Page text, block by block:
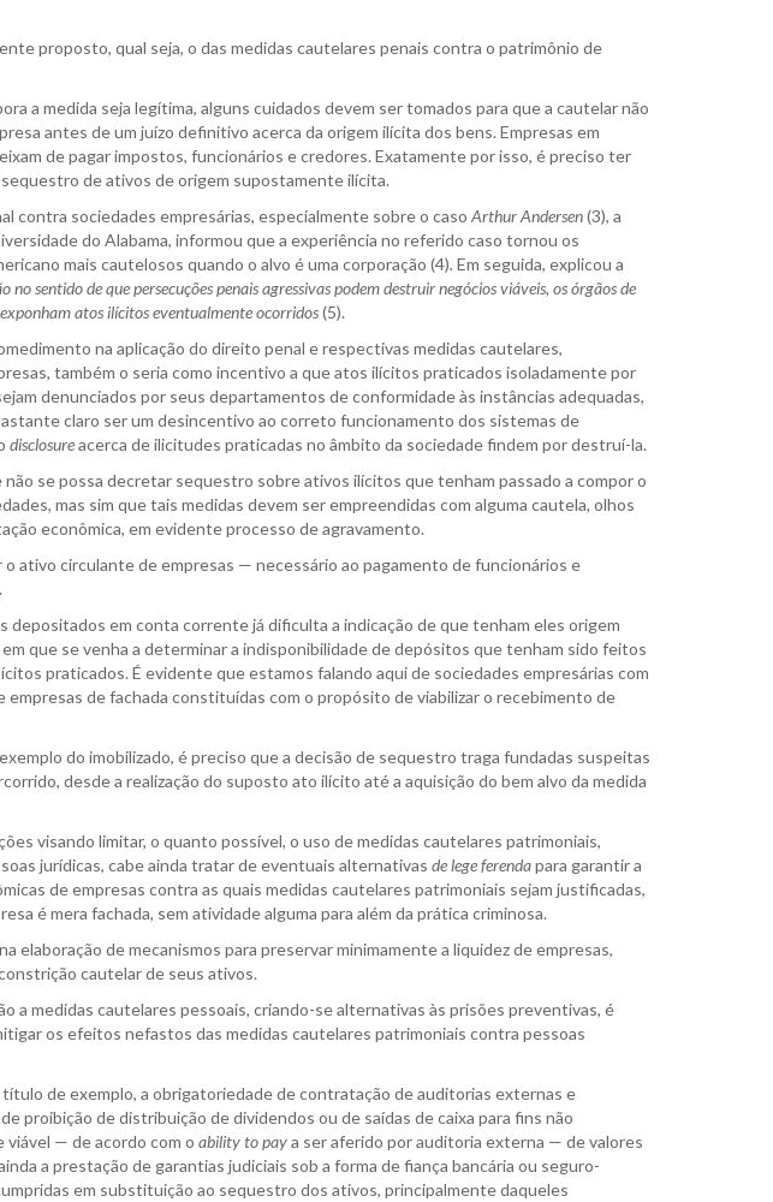
proposto, qual seja, o das medidas cautelares penais contra o patrimônio de
a medida seja legítima, alguns cuidados devem ser tomados para que a cautelar não
antes de um juízo definitivo acerca da origem ilícita dos bens. Empresas em
de pagar impostos, funcionários e credores. Exatamente por isso, é preciso ter
de ativos de origem supostamente ilícita.
contra sociedades empresárias, especialmente sobre o caso Arthur Andersen(3), a
do Alabama, informou que a experiência no referido caso tornou os
mais cautelosos quando o alvo é uma corporação (4). Em seguida, explicou a
no sentido de que persecuções penais agressivas podem destruir negócios viáveis, os órgãos de
atos ilícitos eventualmente ocorridos(5).
na aplicação do direito penal e respectivas medidas cautelares,
também o seria como incentivo a que atos ilícitos praticados isoladamente por
denunciados por seus departamentos de conformidade às instâncias adequadas,
claro ser um desincentivo ao correto funcionamento dos sistemas de
disclosureacerca de ilicitudes praticadas no âmbito da sociedade findem por destruí-la.
não se possa decretar sequestro sobre ativos ilícitos que tenham passado a compor o
mas sim que tais medidas devem ser empreendidas com alguma cautela, olhos
econômica, em evidente processo de agravamento.
o ativo circulante de empresas — necessário ao pagamento de funcionários e
depositados em conta corrente já dificulta a indicação de que tenham eles origem
que se venha a determinar a indisponibilidade de depósitos que tenham sido feitos
praticados. É evidente que estamos falando aqui de sociedades empresárias com
empresas de fachada constituídas com o propósito de viabilizar o recebimento de
do imobilizado, é preciso que a decisão de sequestro traga fundadas suspeitas
desde a realização do suposto ato ilícito até a aquisição do bem alvo da medida
visando limitar, o quanto possível, o uso de medidas cautelares patrimoniais,
jurídicas, cabe ainda tratar de eventuais alternativas de lege ferendapara garantir a
de empresas contra as quais medidas cautelares patrimoniais sejam justificadas,
é mera fachada, sem atividade alguma para além da prática criminosa.
elaboração de mecanismos para preservar minimamente a liquidez de empresas,
cautelar de seus ativos.
a medidas cautelares pessoais, criando-se alternativas às prisões preventivas, é
os efeitos nefastos das medidas cautelares patrimoniais contra pessoas
de exemplo, a obrigatoriedade de contratação de auditorias externas e
proibição de distribuição de dividendos ou de saídas de caixa para fins não
— de acordo com o ability to paya ser aferido por auditoria externa — de valores
a prestação de garantias judiciais sob a forma de fiança bancária ou seguro-
em substituição ao sequestro dos ativos, principalmente daqueles